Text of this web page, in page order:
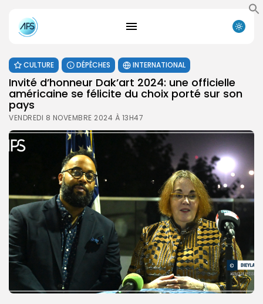
Search
Search
Button
FR
CULTURE DÉPÊCHES INTERNATIONAL
Invité d’honneur Dak’art 2024: une officielle
américaine se félicite du choix porté sur son
pays
VENDREDI 8 NOVEMBRE 2024 À 13H47